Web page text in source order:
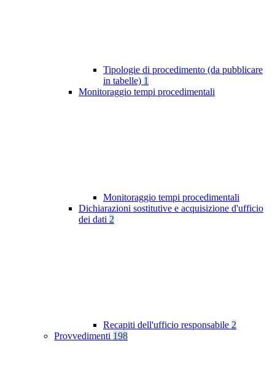
Tipologie di procedimento (da pubblicare
in tabelle) 1
Monitoraggio tempi procedimentali
Monitoraggio tempi procedimentali
Dichiarazioni sostitutive e acquisizione d'ufficio
dei dati 2
Recapiti dell'ufficio responsabile 2
Provvedimenti 198